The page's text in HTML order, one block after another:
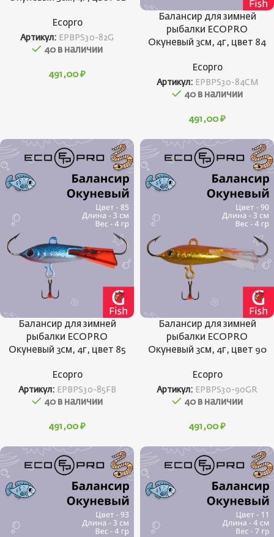
Ecopro
Артикул: EPBPS30-82G
40 в наличии
491,00 ₽
Балансир для зимней
рыбалки ECOPRO
Окуневый 3см, 4г, цвет 84
Ecopro
Артикул: EPBPS30-84CM
40 в наличии
491,00 ₽
Балансир для зимней
рыбалки ECOPRO
Окуневый 3см, 4г, цвет 85
Ecopro
Артикул: EPBPS30-85FB
40 в наличии
491,00 ₽
Балансир для зимней
рыбалки ECOPRO
Окуневый 3см, 4г, цвет 90
Ecopro
Артикул: EPBPS30-90GR
40 в наличии
491,00 ₽